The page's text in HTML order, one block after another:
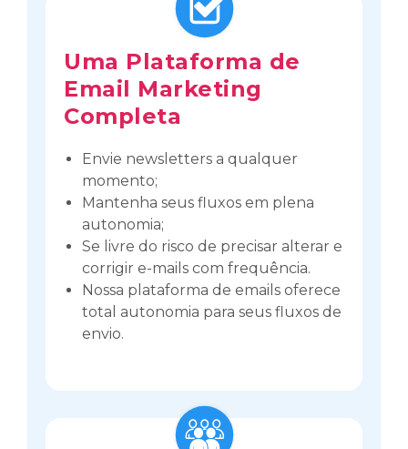
Uma Plataforma de
Email Marketing
Completa
Envie newsletters a qualquer
momento;
Mantenha seus fluxos em plena
autonomia;
Se livre do risco de precisar alterar e
corrigir e-mails com frequência.
Nossa plataforma de emails oferece
total autonomia para seus fluxos de
envio.